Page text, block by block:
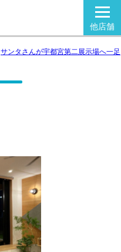
他店舗
サンタさんが宇都宮第二展示場へ一足